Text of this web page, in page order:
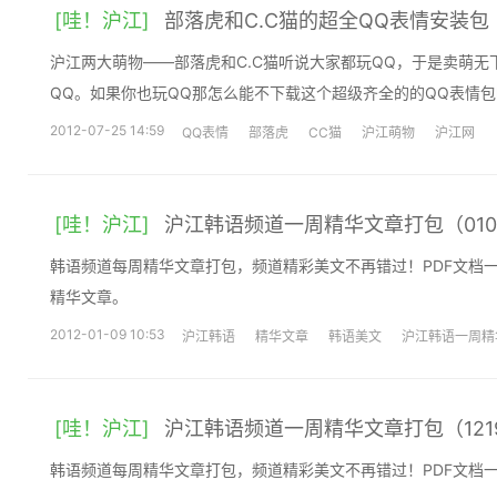
[哇！沪江] 部落虎和C.C猫的超全QQ表情安装包
沪江两大萌物——部落虎和C.C猫听说大家都玩QQ，于是卖萌无
QQ。如果你也玩QQ那怎么能不下载这个超级齐全的的QQ表情
2012-07-25 14:59 QQ表情 部落虎 CC猫 沪江萌物 沪江网
[哇！沪江] 沪江韩语频道一周精华文章打包（
韩语频道每周精华文章打包，频道精彩美文不再错过！PDF文档
精华文章。
2012-01-09 10:53 沪江韩语 精华文章 韩语美文 沪江韩语一周
[哇！沪江] 沪江韩语频道一周精华文章打包（
韩语频道每周精华文章打包，频道精彩美文不再错过！PDF文档